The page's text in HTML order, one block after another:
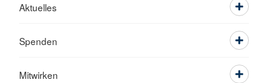
Aktuelles
Spenden
Mitwirken